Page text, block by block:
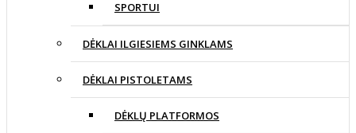
SPORTUI
DĖKLAI ILGIESIEMS GINKLAMS
DĖKLAI PISTOLETAMS
DĖKLŲ PLATFORMOS